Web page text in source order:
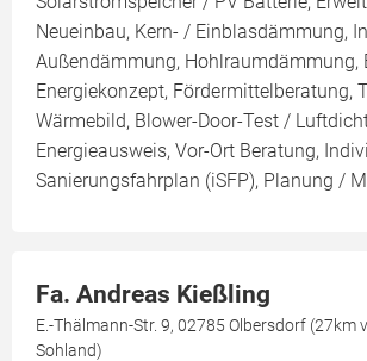
Neueinbau, Kern- / Einblasdämmung,
Außendämmung, Hohlraumdämmung,
Energiekonzept, Fördermittelberatung,
Wärmebild, Blower-Door-Test /
Energieausweis, Vor-Ort Beratung,
Sanierungsfahrplan (iSFP), Planung /
Fa. Andreas Kießling
E.-Thälmann-Str. 9, 02785 Olbersdorf (27km
Sohland)